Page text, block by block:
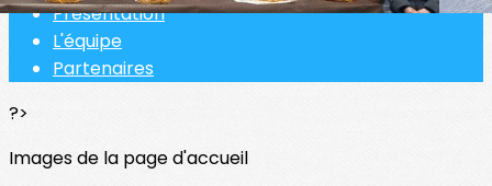
Présentation
L'équipe
Partenaires
?>
Images de la page d'accueil